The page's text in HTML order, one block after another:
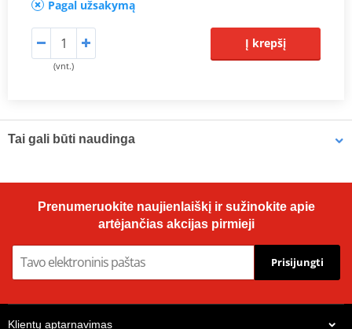
Pagal užsakymą
(vnt.)
Į krepšį
Tai gali būti naudinga
Prenumeruokite naujienlaiškį ir sužinokite apie
artėjančias akcijas pirmieji
Prisijungti
Klientų aptarnavimas